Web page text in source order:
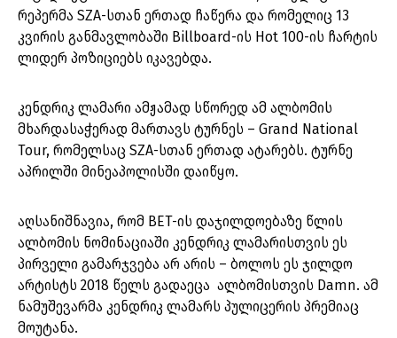
რეპერმა SZA-სთან ერთად ჩაწერა და რომელიც 13
კვირის განმავლობაში Billboard-ის Hot 100-ის ჩარტის
ლიდერ პოზიციებს იკავებდა.
კენდრიკ ლამარი ამჟამად სწორედ ამ ალბომის
მხარდასაჭერად მართავს ტურნეს – Grand National
Tour, რომელსაც SZA-სთან ერთად ატარებს. ტურნე
აპრილში მინეაპოლისში დაიწყო.
აღსანიშნავია, რომ BET-ის დაჯილდოებაზე წლის
ალბომის ნომინაციაში კენდრიკ ლამარისთვის ეს
პირველი გამარჯვება არ არის – ბოლოს ეს ჯილდო
არტისტს 2018 წელს გადაეცა ალბომისთვის Damn. ამ
ნამუშევარმა კენდრიკ ლამარს პულიცერის პრემიაც
მოუტანა.